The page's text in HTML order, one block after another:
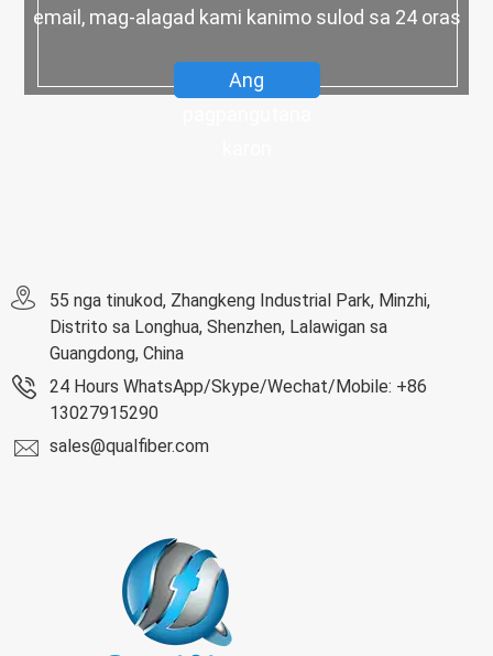
email, mag-alagad kami kanimo sulod sa 24 oras
Ang
55 nga tinukod, Zhangkeng Industrial Park, Minzhi,
Distrito sa Longhua, Shenzhen, Lalawigan sa
Guangdong, China
24 Hours WhatsApp/Skype/Wechat/Mobile: +86
13027915290
sales@qualfiber.com